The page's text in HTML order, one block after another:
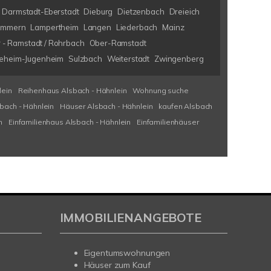
Darmstadt-Eberstadt Dieburg Dietzenbach
Dreieich
Lampertheim Langen Liederbach
Mainz
- Ramstadt / Rohrbach
Ober-Ramstadt
Jugenheim Sulzbach Weiterstadt Zwingenberg
Reihenhaus Alsbach - Hähnlein
Wohnung suche
- Hähnlein Häuser Alsbach - Hähnlein
kaufen Alsbach
Einfamilienhaus Alsbach - Hähnlein
Einfamilienhäuser
IMMOBILIENANGEBOTE
Eigentumswohnungen
Häuser zum Kauf